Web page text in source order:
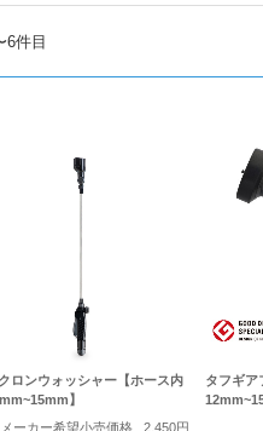
6件目
ロンウォッシャー【ホース内
】
メーカー希望小売価格
2,450円
タフギア